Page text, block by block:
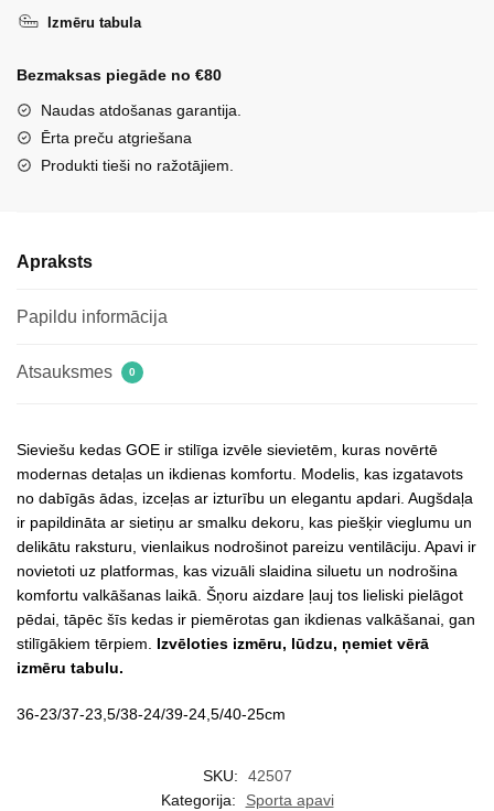
ar
GOE
TT2N4010
baltas
daudzums
Izmēru tabula
Bezmaksas piegāde no €80
Naudas atdošanas garantija.
Ērta preču atgriešana
Produkti tieši no ražotājiem.
Apraksts
Papildu informācija
Atsauksmes 0
Sieviešu kedas GOE ir stilīga izvēle sievietēm, kuras novērtē
modernas detaļas un ikdienas komfortu. Modelis, kas izgatavots
no dabīgās ādas, izceļas ar izturību un elegantu apdari. Augšdaļa
ir papildināta ar sietiņu ar smalku dekoru, kas piešķir vieglumu un
delikātu raksturu, vienlaikus nodrošinot pareizu ventilāciju. Apavi ir
novietoti uz platformas, kas vizuāli slaidina siluetu un nodrošina
komfortu valkāšanas laikā. Šņoru aizdare ļauj tos lieliski pielāgot
pēdai, tāpēc šīs kedas ir piemērotas gan ikdienas valkāšanai, gan
stilīgākiem tērpiem. Izvēloties izmēru, lūdzu, ņemiet vērā
izmēru tabulu.
36-23/37-23,5/38-24/39-24,5/40-25cm
SKU:
42507
Kategorija:
Sporta apavi